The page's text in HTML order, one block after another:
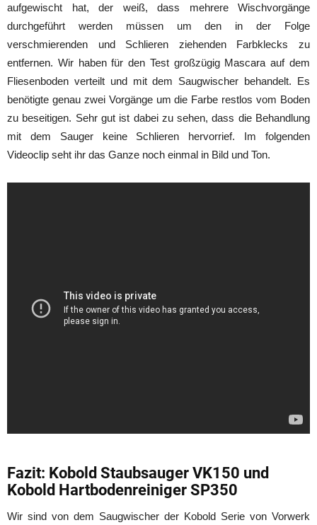
aufgewischt hat, der weiß, dass mehrere Wischvorgänge
durchgeführt werden müssen um den in der Folge
verschmierenden und Schlieren ziehenden Farbklecks zu
entfernen. Wir haben für den Test großzügig Mascara auf dem
Fliesenboden verteilt und mit dem Saugwischer behandelt. Es
benötigte genau zwei Vorgänge um die Farbe restlos vom Boden
zu beseitigen. Sehr gut ist dabei zu sehen, dass die Behandlung
mit dem Sauger keine Schlieren hervorrief. Im folgenden
Videoclip seht ihr das Ganze noch einmal in Bild und Ton.
Fazit: Kobold Staubsauger VK150 und
Kobold Hartbodenreiniger SP350
Wir sind von dem Saugwischer der Kobold Serie von Vorwerk